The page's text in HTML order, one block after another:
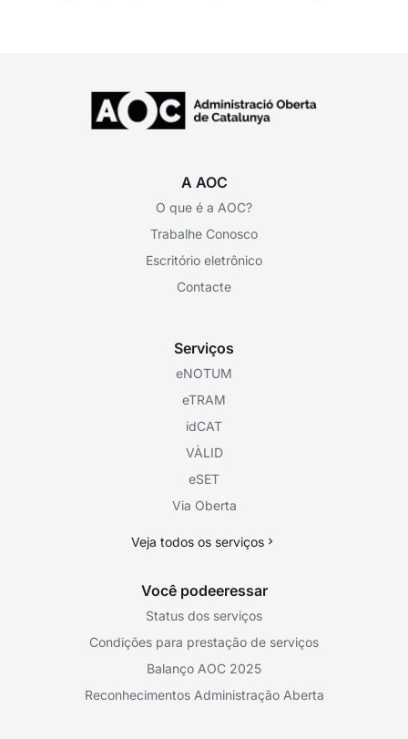
A AOC
O que é a AOC?
Trabalhe Conosco
Escritório eletrônico
Contacte
Serviços
eNOTUM
eTRAM
idCAT
VÀLID
eSET
Via Oberta
Veja todos os serviços
Você podeeressar
Status dos serviços
Condições para prestação de serviços
Balanço AOC 2025
Reconhecimentos Administração Aberta